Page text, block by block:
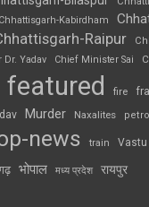
Chhattisgarh-Kabirdham
Raipur
Yadav Chief Minister Sai
featured fire
Murder Naxalites petrol
news train Vastu
भोपाल मध्य प्रदेश रायपुर